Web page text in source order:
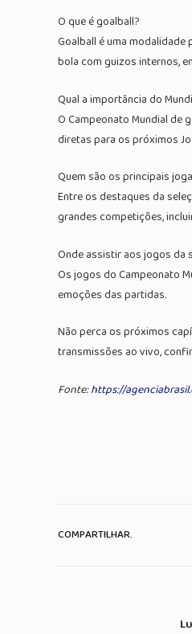
O que é goalball?
Goalball é uma
bola com guizos internos,
Qual a importância do
O Campeonato Mundial de
diretas para os próximos
Quem são os principais
Entre os destaques da
grandes competições,
Onde assistir aos jogos da
Os jogos do Campeonato
emoções das partidas.
Não perca os próximos
transmissões ao vivo,
Fonte:https://
COMPARTILHAR.